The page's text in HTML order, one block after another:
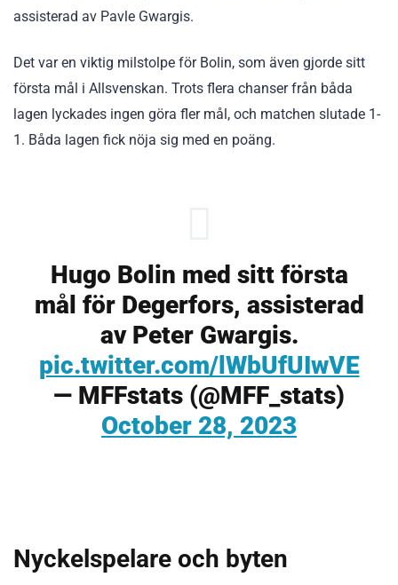
assisterad av Pavle Gwargis.
Det var en viktig milstolpe för Bolin, som även gjorde sitt
första mål i Allsvenskan. Trots flera chanser från båda
lagen lyckades ingen göra fler mål, och matchen slutade 1-
1. Båda lagen fick nöja sig med en poäng.
Hugo Bolin med sitt första
mål för Degerfors, assisterad
av Peter Gwargis.
pic.twitter.com/lWbUfUIwVE
— MFFstats (@MFF_stats)
October 28, 2023
Nyckelspelare och byten